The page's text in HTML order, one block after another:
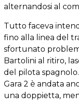
alternandosi al
Tutto faceva
fino alla linea del
sfortunato
Bartolini al ritiro,
del pilota
Gara 2 è andata
una doppietta,